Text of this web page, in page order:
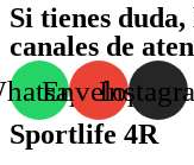
Si tienes
canales de
Envelope
Sportlife 4R